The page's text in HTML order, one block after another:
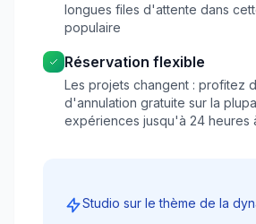
longues files d'attente dans
populaire
Réservation flexible
Les projets changent : profitez
d'annulation gratuite sur la
expériences jusqu'à 24 heures
Studio sur le thème de la